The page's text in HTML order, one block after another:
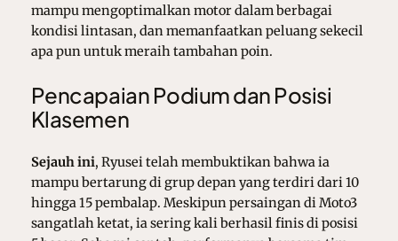
mampu mengoptimalkan motor dalam berbagai
kondisi lintasan, dan memanfaatkan peluang sekecil
apa pun untuk meraih tambahan poin.
Pencapaian Podium dan Posisi
Klasemen
Sejauh ini, Ryusei telah membuktikan bahwa ia
mampu bertarung di grup depan yang terdiri dari 10
hingga 15 pembalap. Meskipun persaingan di Moto3
sangatlah ketat, ia sering kali berhasil finis di posisi